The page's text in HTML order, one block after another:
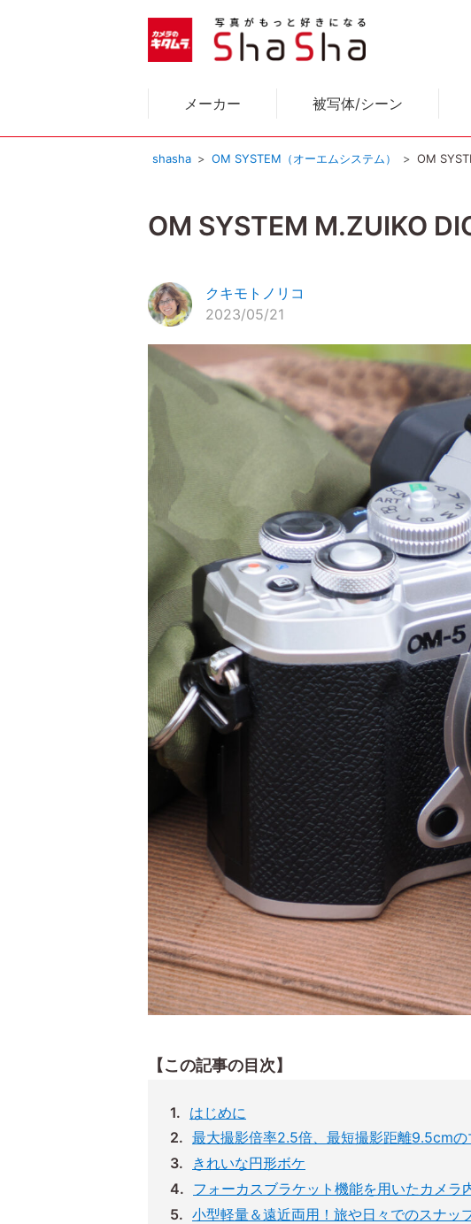
メーカー 被写体/シーン
shasha OM SYSTEM（オーエムシステム） OM
OM SYSTEM M.ZUIKO
クキモトノリコ
2023/05/21
【この記事の目次】
はじめに
最大撮影倍率2.5倍、最短撮影距離9.5cmの
きれいな円形ボケ
フォーカスブラケット機能を用いたカメラ
小型軽量＆遠近両用！旅や日々でのスナッ